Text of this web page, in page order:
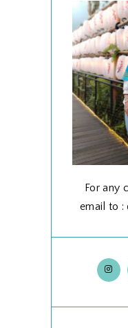
For any
email to :